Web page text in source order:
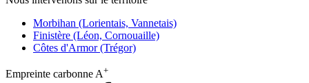
Morbihan (Lorientais, Vannetais)
Finistère (Léon, Cornouaille)
Côtes d'Armor (Trégor)
Empreinte carbonne A+